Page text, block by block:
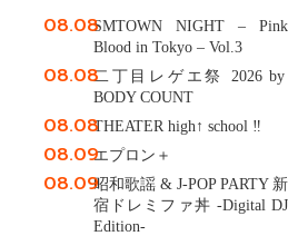
08.08SMTOWN NIGHT – Pink
Blood in Tokyo – Vol.3
08.08二丁目レゲエ祭 2026 by
BODY COUNT
08.08THEATER high↑ school ‼
08.09エプロン＋
08.09昭和歌謡 & J-POP PARTY 新
宿ドレミファ丼 -Digital DJ
Edition-